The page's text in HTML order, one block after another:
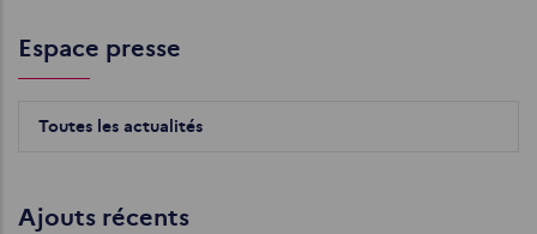
Espace presse
Toutes les actualités
Ajouts récents